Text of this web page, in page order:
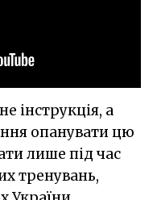
інструкція, а
опанувати цю
лише під час
тренувань,